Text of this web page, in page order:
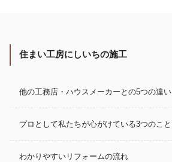
住まい工房にしいちの施工
他の工務店・ハウスメーカーとの5つの違い
プロとして私たちが心がけている3つのこと
わかりやすいリフォームの流れ